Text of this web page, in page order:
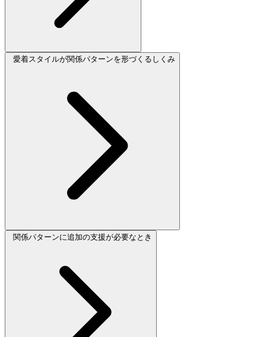
愛着スタイルが関係パターンを形づくるしくみ
関係パターンに追加の支援が必要なとき